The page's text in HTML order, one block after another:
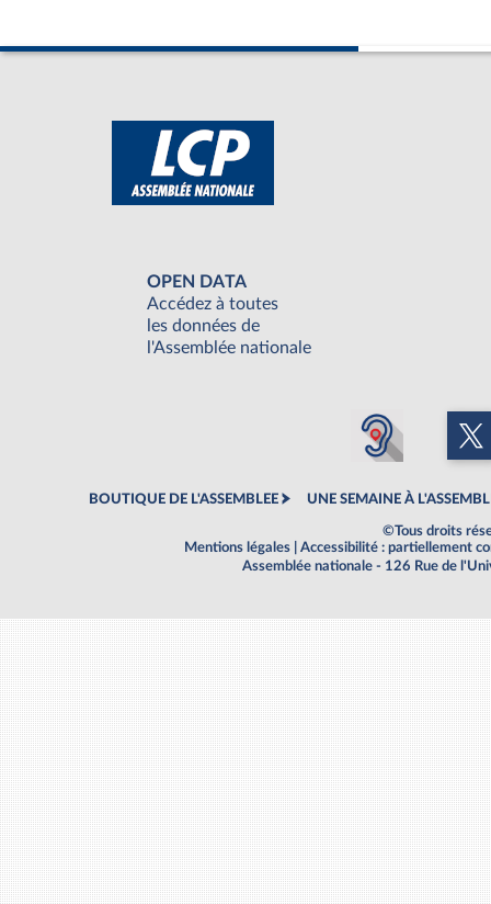
OPEN DATA
Accédez à toutes
les données de
l'Assemblée nationale
BOUTIQUE DE L'ASSEMBLEE UNE SEMAINE À
©Tous droits
Mentions légales
Accessibilité : partiellement
Assemblée nationale - 126 Rue de